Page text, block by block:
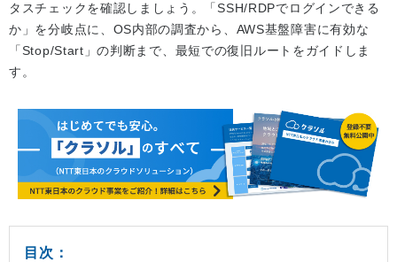
タスチェックを確認しましょう。「SSH/RDPでログインできる
か」を分岐点に、OS内部の調査から、AWS基盤障害に有効な
「Stop/Start」の判断まで、最短での復旧ルートをガイドしま
す。
目次：